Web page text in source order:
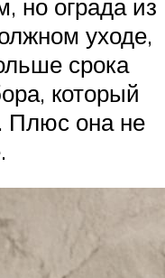
но ограда из
уходе,
срока
который
Плюс она не